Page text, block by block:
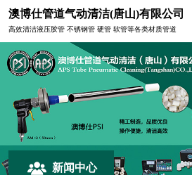
澳博仕管道气动清洁(唐山)有限公司
高效清洁液压胶管 不锈钢管 硬管 软管等各类材质管道
新闻中心